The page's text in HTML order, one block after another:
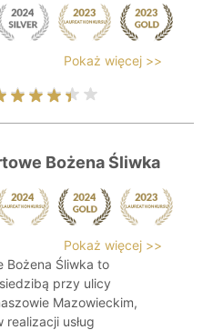
Pokaż więcej >>
Bożena Śliwka
Pokaż więcej >>
Bożena Śliwka to
przy ulicy
Mazowieckim,
usług